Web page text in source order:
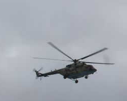
Тренировка практических
ОДКБ в ходе учения
30.10.2018